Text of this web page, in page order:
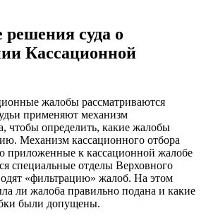
решения суда о
Кассационной
жалобы рассматриваются
применяют механизм
чтобы определить, какие жалобы
Механизм кассационного отбора
приложенные к кассационной жалобе
специальные отделы Верховного
«фильтрацию» жалоб. На этом
ли жалоба правильно подана и какие
были допущены.